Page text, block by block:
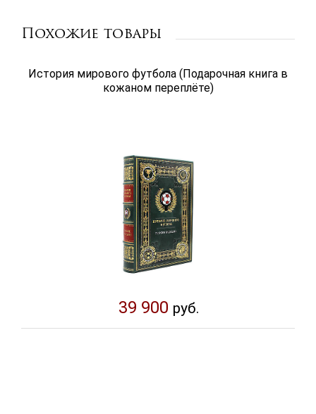
Похожие товары
История мирового футбола (Подарочная книга в
кожаном переплёте)
39 900 руб.